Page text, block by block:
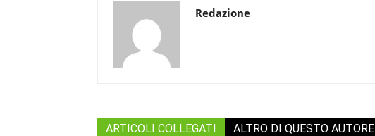
Redazione
ARTICOLI COLLEGATI ALTRO DI QUESTO AUTORE